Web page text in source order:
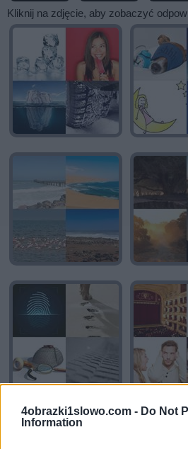
4obrazki1slowo.com - Do Not
Information
litery:
Kliknij na zdjęcie, aby zobaczyć